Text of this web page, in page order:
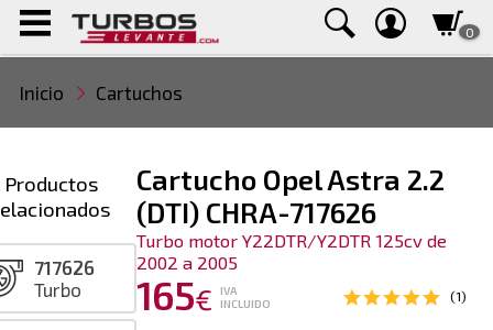
0
Inicio Cartuchos
Cartucho Opel Astra 2.2
(DTI) CHRA-717626
Turbo motor Y22DTR/Y2DTR 125cv de
2002 a 2005
165€
IVA
INCLUIDO
(1)
Productos
717626
Turbo